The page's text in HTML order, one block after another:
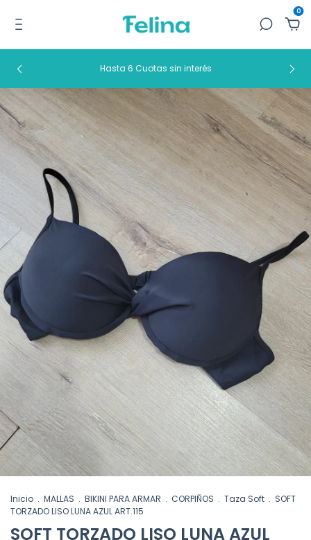
0
Hasta 6 Cuotas sin interés
Inicio . MALLAS . BIKINI PARA ARMAR . CORPIÑOS . Taza Soft . SOFT
TORZADO LISO LUNA AZUL ART.115
SOFT TORZADO LISO LUNA AZUL